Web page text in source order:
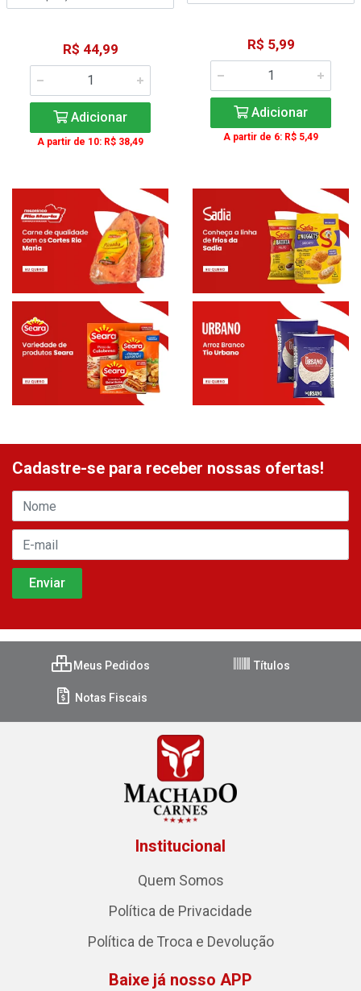
R$ 44,99
Adicionar
A partir de 10: R$ 38,49
R$ 5,99
Adicionar
A partir de 6: R$ 5,49
Cadastre-se para receber nossas ofertas!
Meus Pedidos Títulos
Notas Fiscais
Institucional
Quem Somos
Política de Privacidade
Política de Troca e Devolução
Baixe já nosso APP